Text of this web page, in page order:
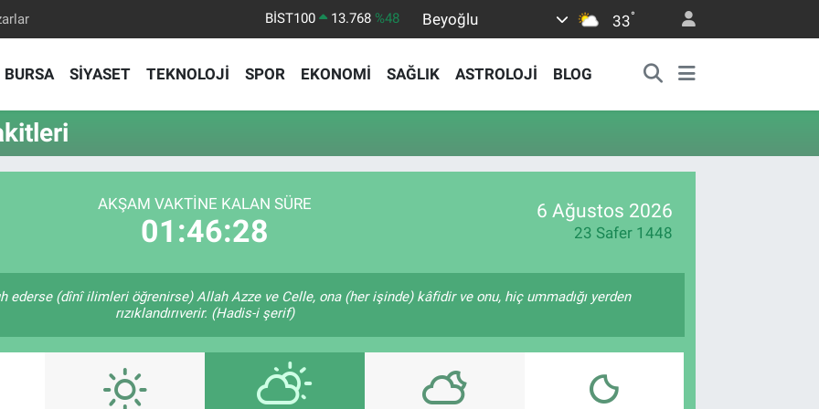
BITCOIN 64.602,05 %0.69
EURO
55,0700
%0.1
Beyoğlu 33°
BURSA SİYASET TEKNOLOJİ SPOR EKONOMİ SAĞLIK ASTROLOJİ BLOG
AKŞAM VAKTINE KALAN SÜRE
01:46:27
6 Ağustos 2026
23 Safer 1448
ederse (dînî ilimleri öğrenirse) Allah Azze ve Celle, ona (her işinde) kâfidir ve onu, hiç ummadığı yerden
rızıklandırıverir. (Hadis-i şerif)